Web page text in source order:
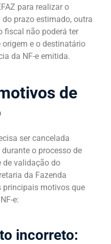
para realizar o
prazo estimado, outra
fiscal não poderá ter
e o destinatário
da NF-e emitida.
de
ser cancelada
o processo de
de validação do
da Fazenda
principais motivos que
e:
incorreto: